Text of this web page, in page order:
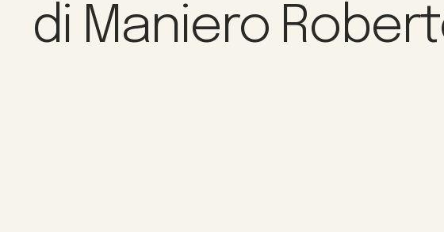
di Maniero